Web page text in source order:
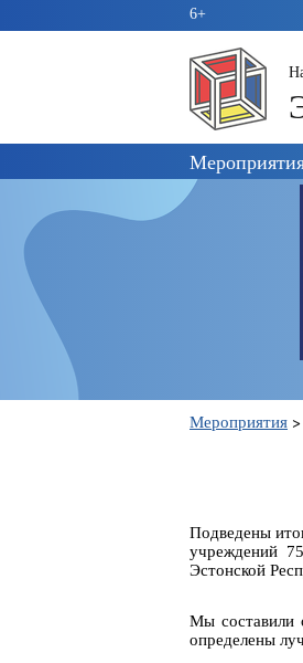
6+
Пропустить
навигацию
Мероприятия >
Подведены
учреждений
Эстонской
Мы составили
определены